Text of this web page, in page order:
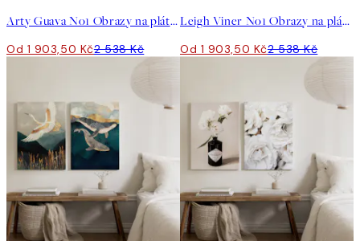
Arty Guava No1 Obrazy na plátně Duo
Od 1 903,50 Kč2 538 Kč
Leigh Viner No1 Obrazy na plátně Duo
Od 1 903,50 Kč2 538 Kč